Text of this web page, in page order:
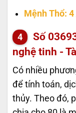
Mệnh Thổ:
Số
nghệ tinh -
Có nhiều
để tính toán,
thủy. Theo đó,